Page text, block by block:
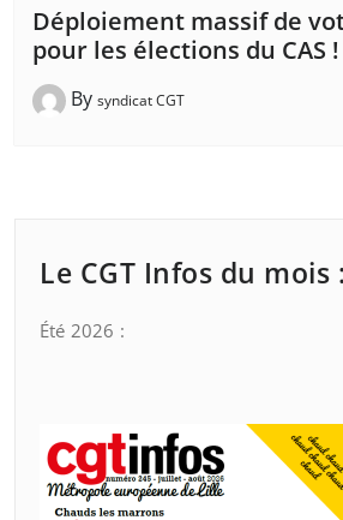
Déploiement massif de
pour les élections du CAS !
By syndicat CGT
Le CGT Infos du mois :
Été 2026 :